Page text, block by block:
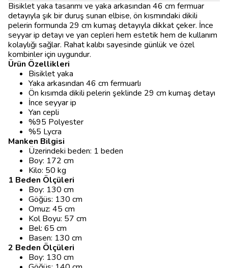
Bisiklet yaka tasarımı ve yaka arkasından 46 cm fermuar
detayıyla şık bir duruş sunan elbise, ön kısmındaki dikili
pelerin formunda 29 cm kumaş detayıyla dikkat çeker. İnce
seyyar ip detayı ve yan cepleri hem estetik hem de kullanım
kolaylığı sağlar. Rahat kalıbı sayesinde günlük ve özel
kombinler için uygundur.
Ürün Özellikleri
Bisiklet yaka
Yaka arkasından 46 cm fermuarlı
Ön kısımda dikili pelerin şeklinde 29 cm kumaş detayı
İnce seyyar ip
Yan cepli
%95 Polyester
%5 Lycra
Manken Bilgisi
Üzerindeki beden: 1 beden
Boy: 172 cm
Kilo: 50 kg
1 Beden Ölçüleri
Boy: 130 cm
Göğüs: 130 cm
Omuz: 45 cm
Kol Boyu: 57 cm
Bel: 65 cm
Basen: 130 cm
2 Beden Ölçüleri
Boy: 130 cm